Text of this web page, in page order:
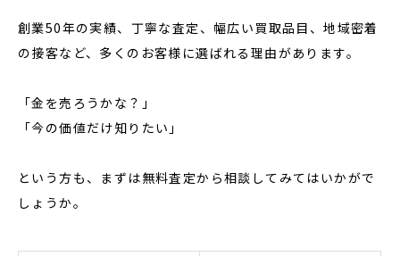
創業50年の実績、丁寧な査定、幅広い買取品目、地域密着
の接客など、多くのお客様に選ばれる理由があります。
「金を売ろうかな？」
「今の価値だけ知りたい」
という方も、まずは無料査定から相談してみてはいかがで
しょうか。